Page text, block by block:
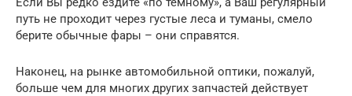
путь не проходит через густые леса и туманы, смело
берите обычные фары – они справятся.
Наконец, на рынке автомобильной оптики, пожалуй,
больше чем для многих других запчастей действует